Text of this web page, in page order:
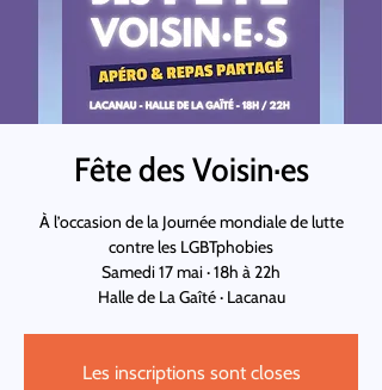
Fête des Voisin·es
À l’occasion de la Journée mondiale de lutte
contre les LGBTphobies
Samedi 17 mai · 18h à 22h
Halle de La Gaîté · Lacanau
Les inscriptions sont closes